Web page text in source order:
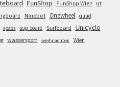
FunShop FunShop Wien GT
Ninebot Onewheel quad
spass sup board Surfboard Unicycle
wassersport weihnachten
Wien